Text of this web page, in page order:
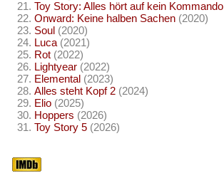
Toy Story: Alles hört auf kein Kommando
Onward: Keine halben Sachen (2020)
Soul (2020)
Luca (2021)
Rot (2022)
Lightyear (2022)
Elemental (2023)
Alles steht Kopf 2 (2024)
Elio (2025)
Hoppers (2026)
Toy Story 5 (2026)